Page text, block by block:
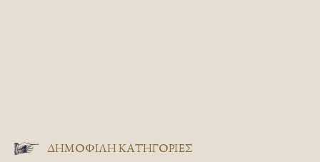
ΔΗΜΟΦΙΛΗ ΚΑΤΗΓΟΡΙΕΣ